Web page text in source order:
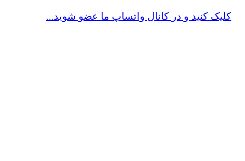
کلیک کنید و در کانال واتساپ ما عضو شوید...